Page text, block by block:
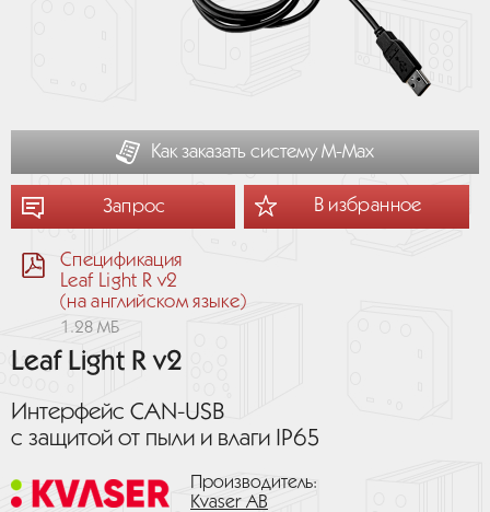
Как заказать систему М-Мах
Запрос В избранное
Спецификация
Leaf Light R v2
(на английском языке)
1.28 МБ
Leaf Light R v2
Интерфейс CAN-USB
с защитой от пыли и влаги IP65
Производитель:
Kvaser AB